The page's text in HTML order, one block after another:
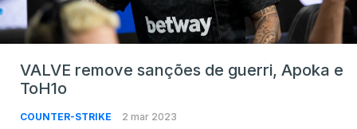
VALVE remove sanções de guerri, Apoka e
ToH1o
COUNTER-STRIKE 2 mar 2023